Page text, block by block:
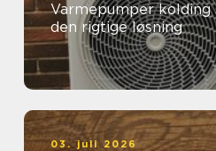
Varmepumper kolding sådan vælger du
den rigtige løsning
03. juli 2026